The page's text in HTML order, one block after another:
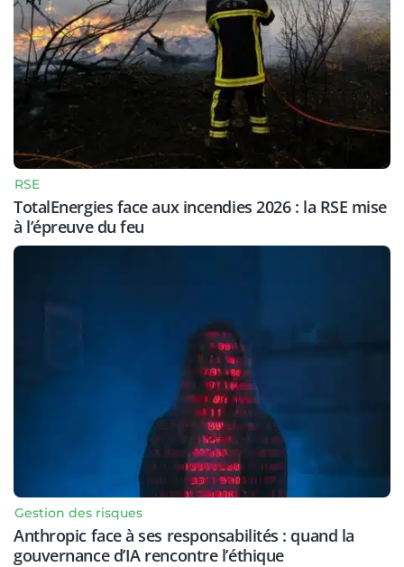
RSE
TotalEnergies face aux incendies 2026 : la RSE mise
à l’épreuve du feu
Gestion des risques
Anthropic face à ses responsabilités : quand la
gouvernance d’IA rencontre l’éthique